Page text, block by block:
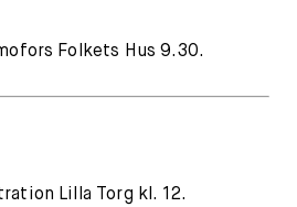
Folkets Hus 9.30.
Lilla Torg kl. 12.